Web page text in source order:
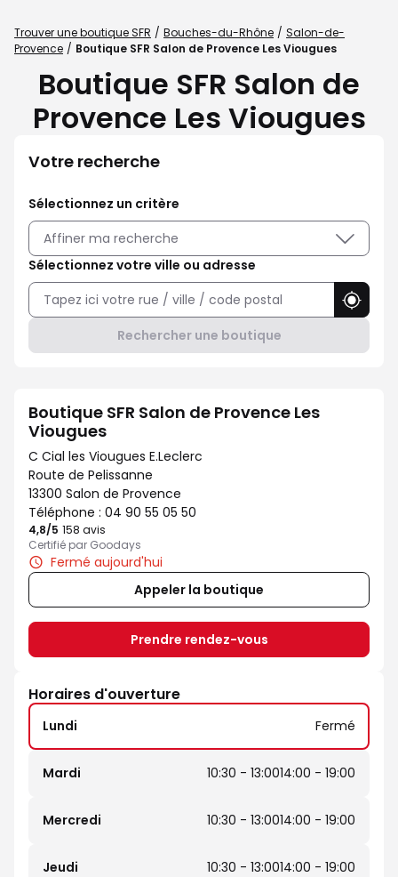
Trouver une boutique SFR Bouches-du-Rhône
Salon-de-
Provence
Boutique SFR Salon de Provence Les Viougues
Boutique SFR Salon de
Provence Les Viougues
Votre recherche
Sélectionnez un critère
Affiner ma recherche
Sélectionnez votre ville ou adresse
Rechercher une boutique
Boutique SFR Salon de Provence Les
Viougues
C Cial les Viougues E.Leclerc
Route de Pelissanne
13300 Salon de Provence
Téléphone : 04 90 55 05 50
4,8/5 Note de 4.8 sur 5
158 avis
Certifié par Goodays
Fermé aujourd'hui
Appeler la boutique
Prendre rendez-vous
Horaires d'ouverture
Lundi Fermé
Mardi 10:30 - 13:0014:00 - 19:00
Mercredi 10:30 - 13:0014:00 - 19:00
Jeudi 10:30 - 13:0014:00 - 19:00